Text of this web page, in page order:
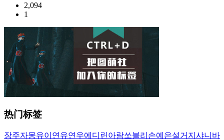
2,094
1
热门标签
장주자몽유이 연유연우에디린아람쏘블리 손예은설거지 샤니 바